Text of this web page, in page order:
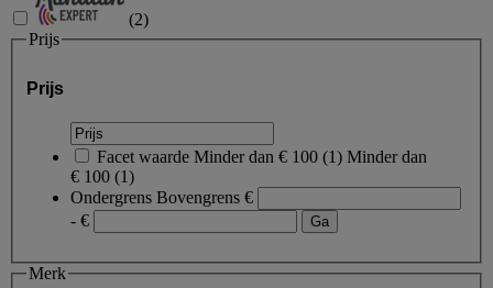
(2)
Prijs
Prijs
Facet waarde Minder dan € 100 (1) Minder dan
€ 100 (1)
Ondergrens Bovengrens €
- €
Merk